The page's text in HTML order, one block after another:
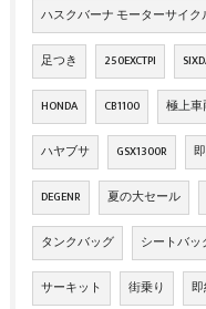
ハスクバーナ モーターサイク
足つき 250EXCTPI
HONDA CB1100 極上車
ハヤブサ GSX1300R
DEGENR 夏の大セール
タンクバッグ シートバッ
サーキット 街乗り